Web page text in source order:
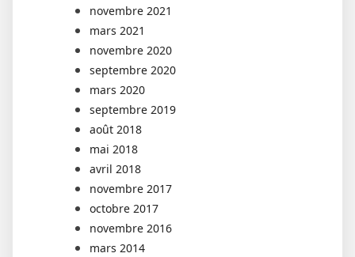
novembre 2021
mars 2021
novembre 2020
septembre 2020
mars 2020
septembre 2019
août 2018
mai 2018
avril 2018
novembre 2017
octobre 2017
novembre 2016
mars 2014